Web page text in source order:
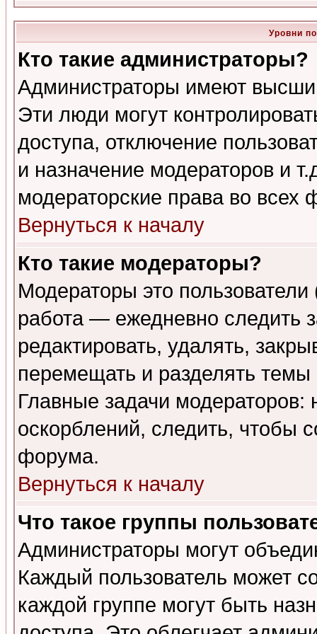
Уровни
Кто такие администраторы?
Администраторы имеют
Эти люди могут
доступа, отключение
и назначение модераторов и
модераторские права во всех
Вернуться к началу
Кто такие модераторы?
Модераторы это
работа — ежедневно следить
редактировать, удалять,
перемещать и разделять
Главные задачи
оскорблений, следить, чтобы
форума.
Вернуться к началу
Что такое группы
Администраторы могут
Каждый пользователь может
каждой группе могут быть